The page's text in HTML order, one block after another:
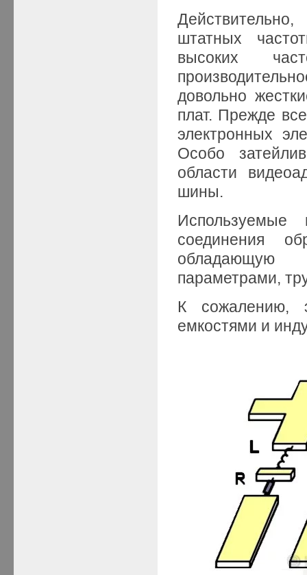
штатных
высоких
довольно
плат. Прежде
электронных
Особо
области
шины.
соединения
обладающую
параметрами,
К сожалению,
емкостями и